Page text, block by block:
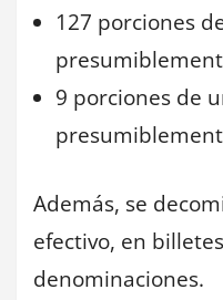
127 porciones
9 porciones de
Además, se
efectivo, en
denominaciones.